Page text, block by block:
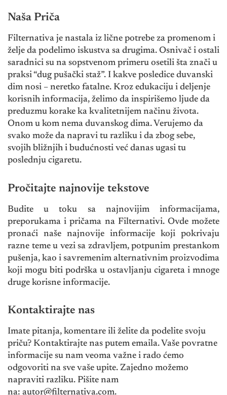
Naša Priča
Filternativa je nastala iz lične potrebe za promenom i
želje da podelimo iskustva sa drugima. Osnivač i ostali
saradnici su na sopstvenom primeru osetili šta znači u
praksi “dug pušački staž”. I kakve posledice duvanski
dim nosi – neretko fatalne. Kroz edukaciju i deljenje
korisnih informacija, želimo da inspirišemo ljude da
preduzmu korake ka kvalitetnijem načinu života.
Onom u kom nema duvanskog dima. Verujemo da
svako može da napravi tu razliku i da zbog sebe,
svojih bližnjih i budućnosti već danas ugasi tu
poslednju cigaretu.
Pročitajte najnovije tekstove
Budite u toku sa najnovijim informacijama,
preporukama i pričama na Filternativi. Ovde možete
pronaći naše najnovije informacije koji pokrivaju
razne teme u vezi sa zdravljem, potpunim prestankom
pušenja, kao i savremenim alternativnim proizvodima
koji mogu biti podrška u ostavljanju cigareta i mnoge
druge korisne informacije.
Kontaktirajte nas
Imate pitanja, komentare ili želite da podelite svoju
priču? Kontaktirajte nas putem emaila. Vaše povratne
informacije su nam veoma važne i rado ćemo
odgovoriti na sve vaše upite. Zajedno možemo
napraviti razliku. Pišite nam
na: autor@filternativa.com.